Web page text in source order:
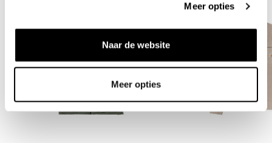
Meer opties
Naar de website
Meer opties